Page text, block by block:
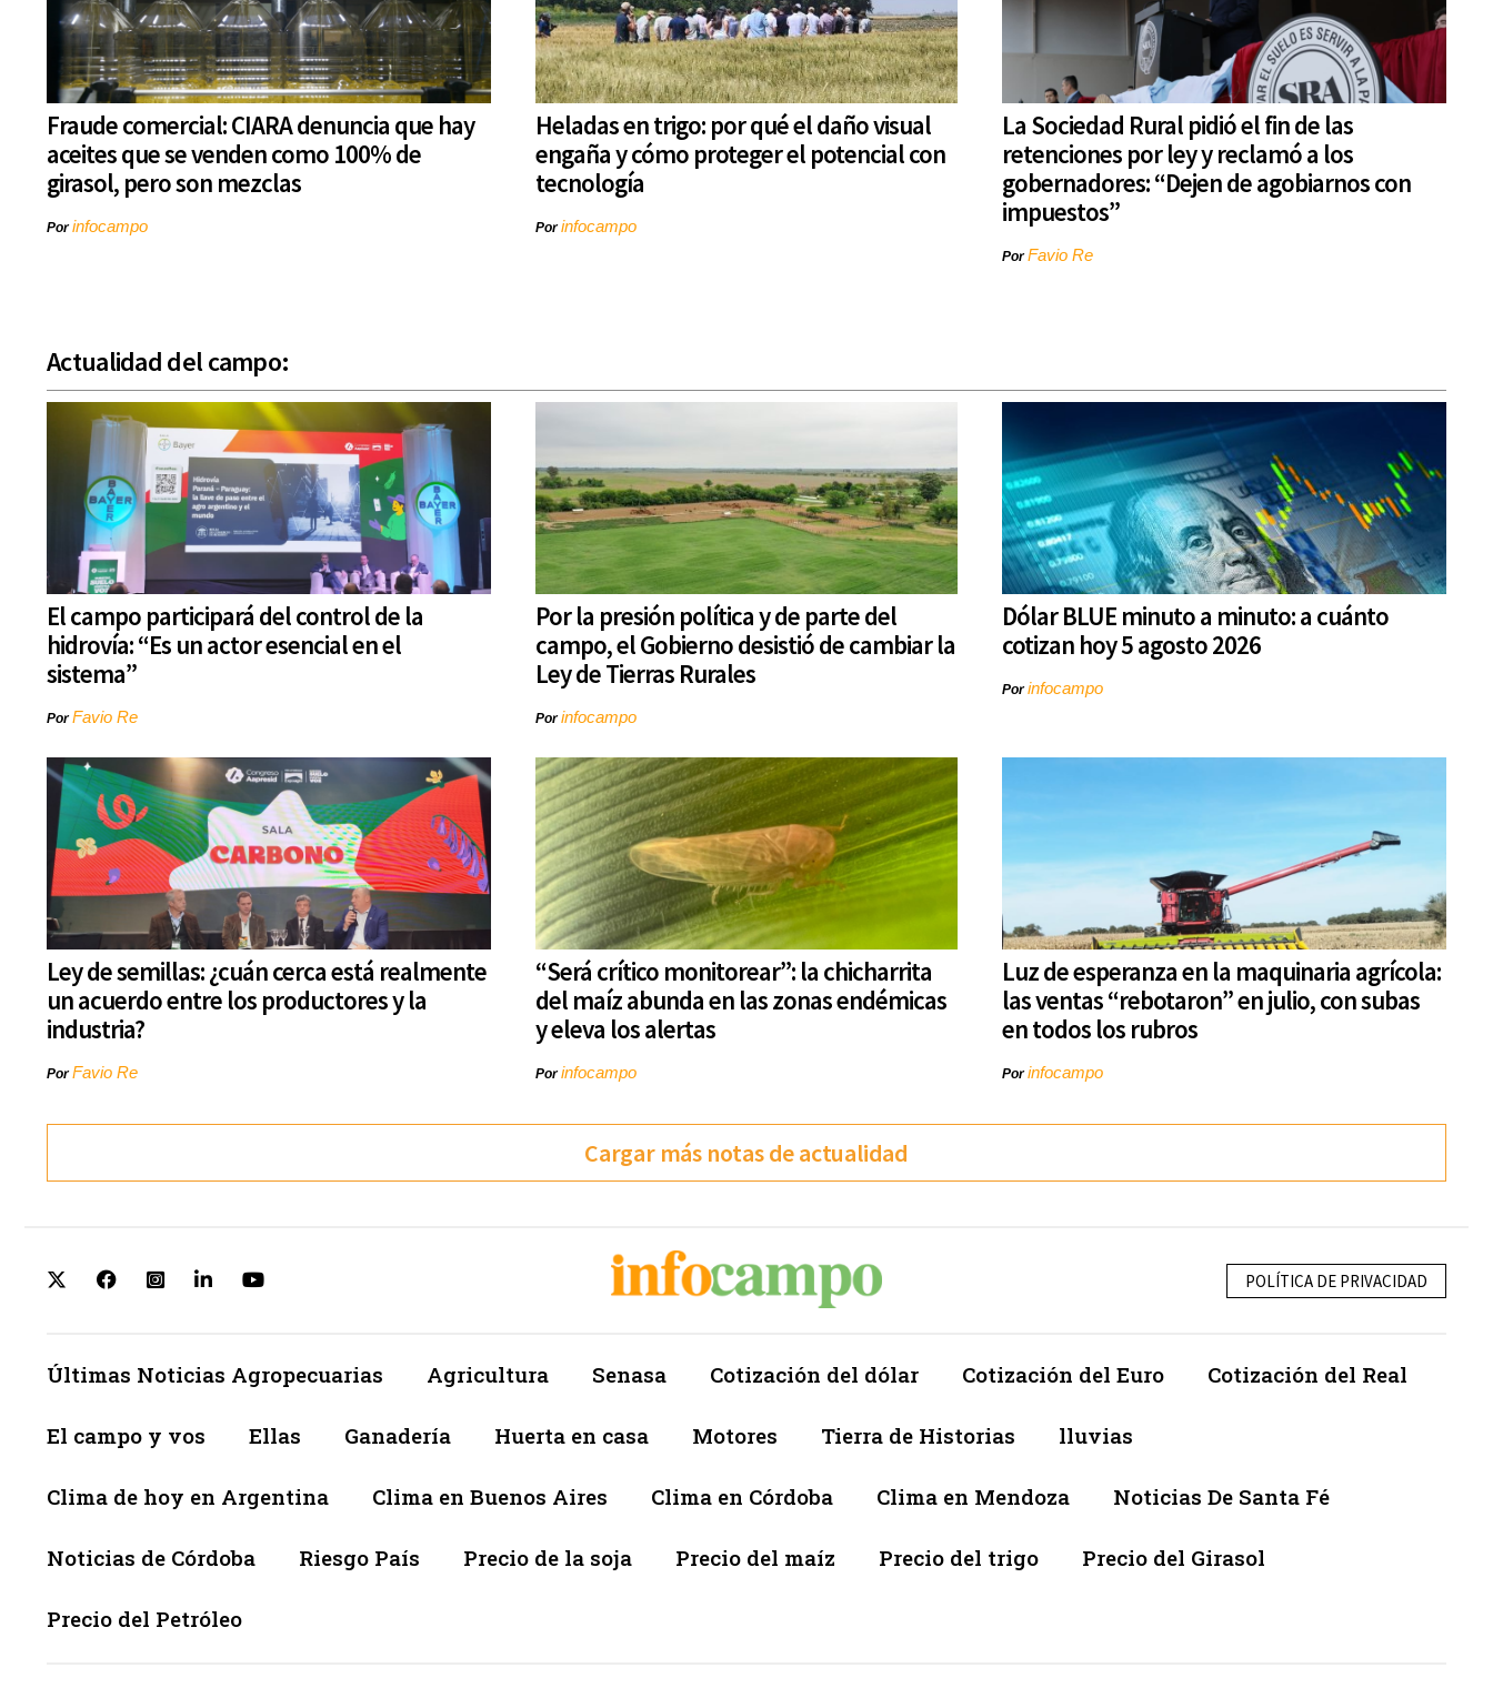
Fraude comercial: CIARA denuncia que hay
aceites que se venden como 100% de
girasol, pero son mezclas
Porinfocampo
Heladas en trigo: por qué el daño visual
engaña y cómo proteger el potencial con
tecnología
Porinfocampo
La Sociedad Rural pidió el fin de las
retenciones por ley y reclamó a los
gobernadores: “Dejen de agobiarnos con
impuestos”
PorFavio Re
Actualidad del campo:
El campo participará del control de la
hidrovía: “Es un actor esencial en el
sistema”
PorFavio Re
Por la presión política y de parte del
campo, el Gobierno desistió de cambiar la
Ley de Tierras Rurales
Porinfocampo
Dólar BLUE minuto a minuto: a cuánto
cotizan hoy 5 agosto 2026
Porinfocampo
Ley de semillas: ¿cuán cerca está realmente
un acuerdo entre los productores y la
industria?
PorFavio Re
“Será crítico monitorear”: la chicharrita
del maíz abunda en las zonas endémicas
y eleva los alertas
Porinfocampo
Luz de esperanza en la maquinaria agrícola:
las ventas “rebotaron” en julio, con subas
en todos los rubros
Porinfocampo
Cargar más notas de actualidad
POLÍTICA DE PRIVACIDAD
Últimas Noticias Agropecuarias Agricultura Senasa Cotización del dólar Cotización del Euro Cotización del Real
El campo y vos Ellas Ganadería Huerta en casa Motores Tierra de Historias lluvias
Clima de hoy en Argentina Clima en Buenos Aires Clima en Córdoba Clima en Mendoza Noticias De Santa Fé
Noticias de Córdoba Riesgo País Precio de la soja Precio del maíz Precio del trigo Precio del Girasol
Precio del Petróleo